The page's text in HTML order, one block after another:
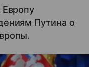
Европу
Путина о